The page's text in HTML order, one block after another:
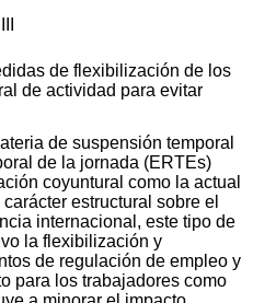
de flexibilización de los
de actividad para evitar
de suspensión temporal
de la jornada (ERTEs)
coyuntural como la actual
estructural sobre el
internacional, este tipo de
la flexibilización y
de regulación de empleo y
para los trabajadores como